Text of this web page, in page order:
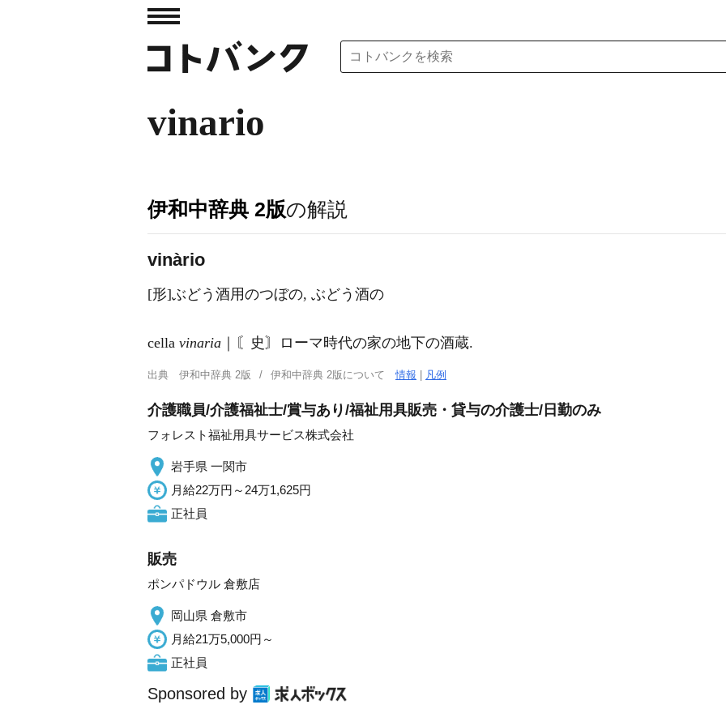
vinario
伊和中辞典 2版の解説
vinàrio
[形]ぶどう酒用のつぼの, ぶどう酒の
cella vinaria ｜〘史〙ローマ時代の家の地下の酒蔵.
出典 伊和中辞典 2版 伊和中辞典 2版について情報 凡例
介護職員/介護福祉士/賞与あり/福祉用具販売・貸与の介護士/日勤のみ
フォレスト福祉用具サービス株式会社
岩手県 一関市
月給22万円～24万1,625円
正社員
販売
ポンパドウル 倉敷店
岡山県 倉敷市
月給21万5,000円～
正社員
Sponsored by